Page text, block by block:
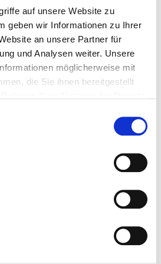
auf unsere Website zu
geben wir Informationen zu Ihrer
an unsere Partner für
und Analysen weiter. Unsere
möglicherweise mit
die Sie ihnen bereitgestellt
Ja